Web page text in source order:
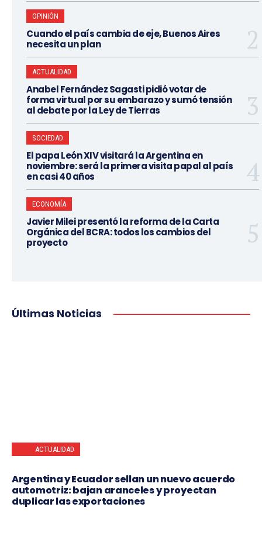
OPINIÓN
Cuando el país cambia de eje, Buenos Aires
necesita un plan
ACTUALIDAD
Anabel Fernández Sagasti pidió votar de
forma virtual por su embarazo y sumó tensión
al debate por la Ley de Tierras
SOCIEDAD
El papa León XIV visitará la Argentina en
noviembre: será la primera visita papal al país
en casi 40 años
ECONOMÍA
Javier Milei presentó la reforma de la Carta
Orgánica del BCRA: todos los cambios del
proyecto
Últimas Noticias
ACTUALIDAD
Argentina y Ecuador sellan un nuevo acuerdo
automotriz: bajan aranceles y proyectan
duplicar las exportaciones